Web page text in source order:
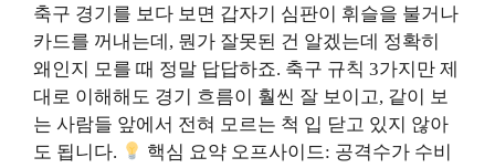
축구 경기를 보다 보면 갑자기 심판이 휘슬을 불거나
카드를 꺼내는데, 뭔가 잘못된 건 알겠는데 정확히
왜인지 모를 때 정말 답답하죠. 축구 규칙 3가지만 제
대로 이해해도 경기 흐름이 훨씬 잘 보이고, 같이 보
는 사람들 앞에서 전혀 모르는 척 입 닫고 있지 않아
도 됩니다.
핵심 요약 오프사이드: 공격수가 수비